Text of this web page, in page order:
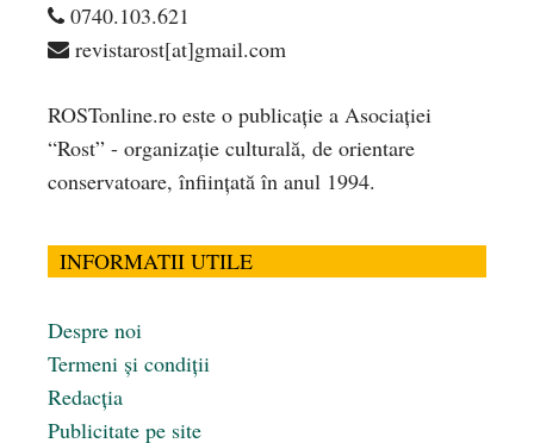
0740.103.621
revistarost[at]gmail.com
ROSTonline.ro este o publicaţie a Asociaţiei
“Rost” - organizaţie culturală, de orientare
conservatoare, înfiinţată în anul 1994.
INFORMATII UTILE
Despre noi
Termeni și condiții
Redacția
Publicitate pe site